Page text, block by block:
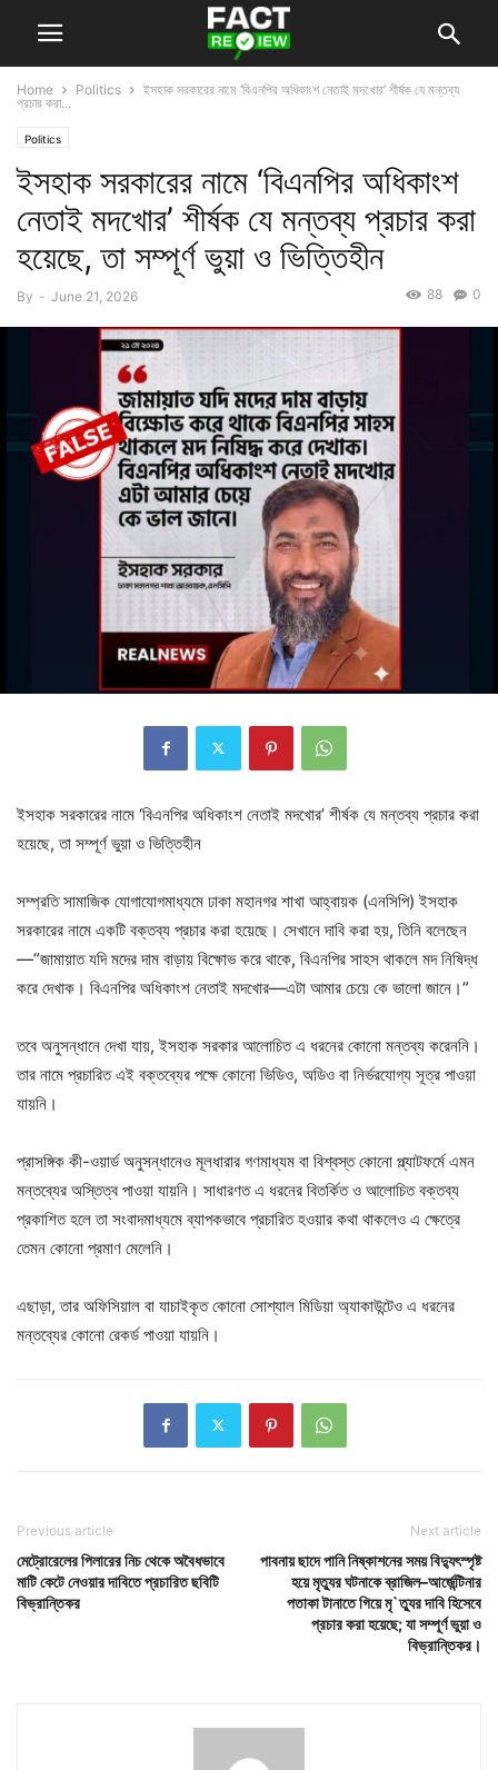
Home Politics
ইসহাক সরকারের নামে ‘বিএনপির অধিকাংশ নেতাই মদখোর’ শীর্ষক যে মন্তব্য
প্রচার করা...
Politics
ইসহাক সরকারের নামে ‘বিএনপির অধিকাংশ
নেতাই মদখোর’ শীর্ষক যে মন্তব্য প্রচার করা
হয়েছে, তা সম্পূর্ণ ভুয়া ও ভিত্তিহীন
By - June 21, 2026 0
88
ইসহাক সরকারের নামে ‘বিএনপির অধিকাংশ নেতাই মদখোর’ শীর্ষক যে মন্তব্য প্রচার করা
হয়েছে, তা সম্পূর্ণ ভুয়া ও ভিত্তিহীন
সম্প্রতি সামাজিক যোগাযোগমাধ্যমে ঢাকা মহানগর শাখা আহ্বায়ক (এনসিপি) ইসহাক
সরকারের নামে একটি বক্তব্য প্রচার করা হয়েছে। সেখানে দাবি করা হয়, তিনি বলেছেন
—“জামায়াত যদি মদের দাম বাড়ায় বিক্ষোভ করে থাকে, বিএনপির সাহস থাকলে মদ নিষিদ্ধ
করে দেখাক। বিএনপির অধিকাংশ নেতাই মদখোর—এটা আমার চেয়ে কে ভালো জানে।”
তবে অনুসন্ধানে দেখা যায়, ইসহাক সরকার আলোচিত এ ধরনের কোনো মন্তব্য করেননি।
তার নামে প্রচারিত এই বক্তব্যের পক্ষে কোনো ভিডিও, অডিও বা নির্ভরযোগ্য সূত্র পাওয়া
যায়নি।
প্রাসঙ্গিক কী-ওয়ার্ড অনুসন্ধানেও মূলধারার গণমাধ্যম বা বিশ্বস্ত কোনো প্ল্যাটফর্মে এমন
মন্তব্যের অস্তিত্ব পাওয়া যায়নি। সাধারণত এ ধরনের বিতর্কিত ও আলোচিত বক্তব্য
প্রকাশিত হলে তা সংবাদমাধ্যমে ব্যাপকভাবে প্রচারিত হওয়ার কথা থাকলেও এ ক্ষেত্রে
তেমন কোনো প্রমাণ মেলেনি।
এছাড়া, তার অফিসিয়াল বা যাচাইকৃত কোনো সোশ্যাল মিডিয়া অ্যাকাউন্টেও এ ধরনের
মন্তব্যের কোনো রেকর্ড পাওয়া যায়নি।
Previous article
মেট্রোরেলের পিলারের নিচ থেকে অবৈধভাবে
মাটি কেটে নেওয়ার দাবিতে প্রচারিত ছবিটি
বিভ্রান্তিকর
Next article
পাবনায় ছাদে পানি নিষ্কাশনের সময় বিদ্যুৎস্পৃষ্ট
হয়ে মৃত্যুর ঘটনাকে ব্রাজিল–আর্জেন্টিনার
পতাকা টানাতে গিয়ে মৃ`ত্যুর দাবি হিসেবে
প্রচার করা হয়েছে; যা সম্পূর্ণ ভুয়া ও
বিভ্রান্তিকর।